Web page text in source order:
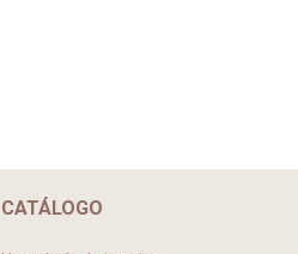
CATÁLOGO